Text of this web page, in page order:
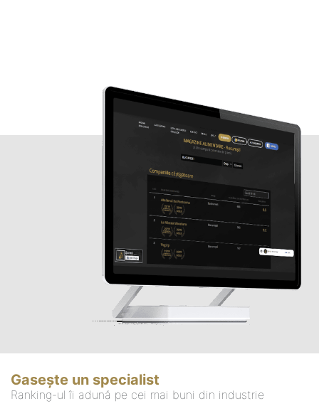
Gasește un specialist
Ranking-ul îi adună pe cei mai buni din industrie